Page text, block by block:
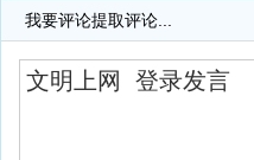
我要评论提取评论...